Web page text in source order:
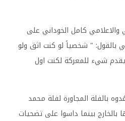
كامل الخوداني على
" شخصياً لو كنت اثق ولو
شيء للمعركة لكنت اول
بالفلة المجاورة لفلة محمد
بينما داسوا على تضحيات